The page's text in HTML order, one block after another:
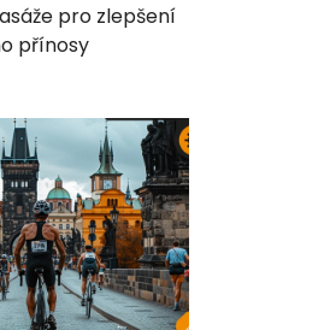
pro zlepšení
přínosy